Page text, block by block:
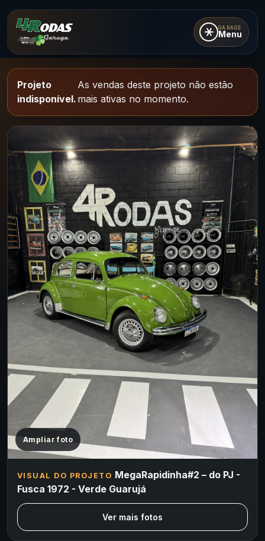
GARAGE
Menu
Projeto
indisponível.
As vendas deste projeto não estão
mais ativas no momento.
Ampliar foto
VISUAL DO PROJETO MegaRapidinha#2 – do PJ -
Fusca 1972 - Verde Guarujá
Ver mais fotos